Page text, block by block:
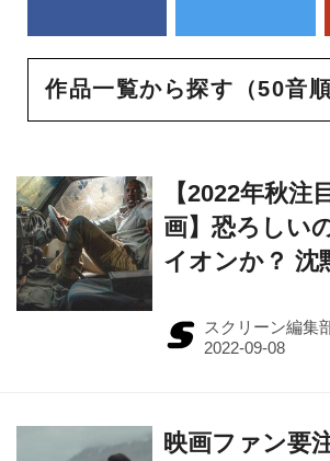
作品一覧から探す（50音順
【2022年秋注
画】恐ろしい
イオンか？ 沈
スクリーン編集
映画ファン要